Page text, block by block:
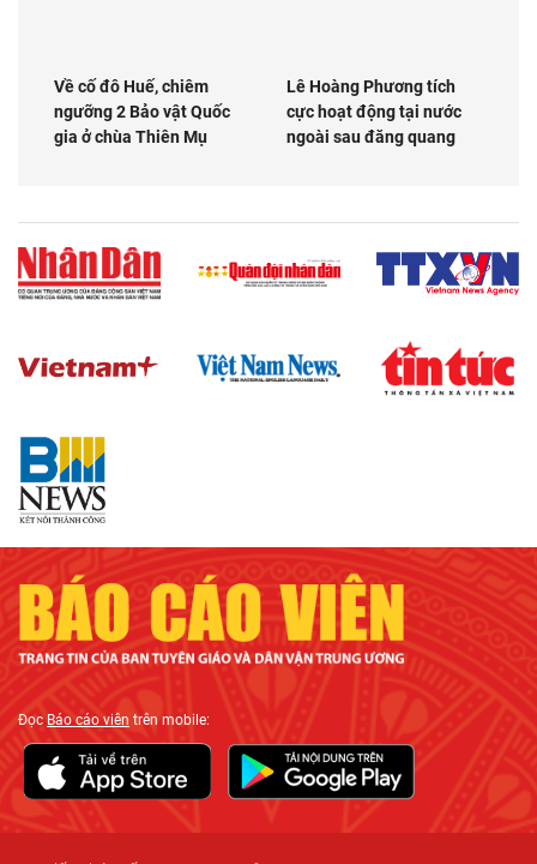
Về cố đô Huế, chiêm
ngưỡng 2 Bảo vật Quốc
gia ở chùa Thiên Mụ
Lê Hoàng Phương tích
cực hoạt động tại nước
ngoài sau đăng quang
ĐọcBáo cáo viên trên mobile: